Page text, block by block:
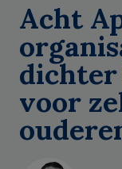
Acht
voor